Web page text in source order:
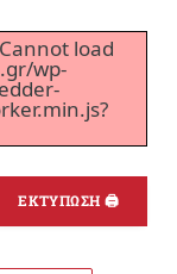
load
wp-
ΕΚΤΥΠΩΣΗ 🖨